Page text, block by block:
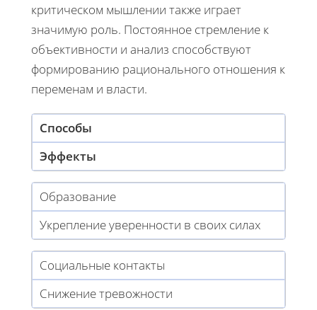
критическом мышлении также играет
значимую роль. Постоянное стремление к
объективности и анализ способствуют
формированию рационального отношения к
переменам и власти.
Способы
Эффекты
Образование
Укрепление уверенности в своих силах
Социальные контакты
Снижение тревожности